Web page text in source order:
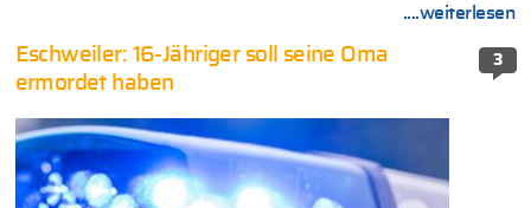
....weiterlesen
3
Eschweiler: 16-Jähriger soll seine Oma
ermordet haben